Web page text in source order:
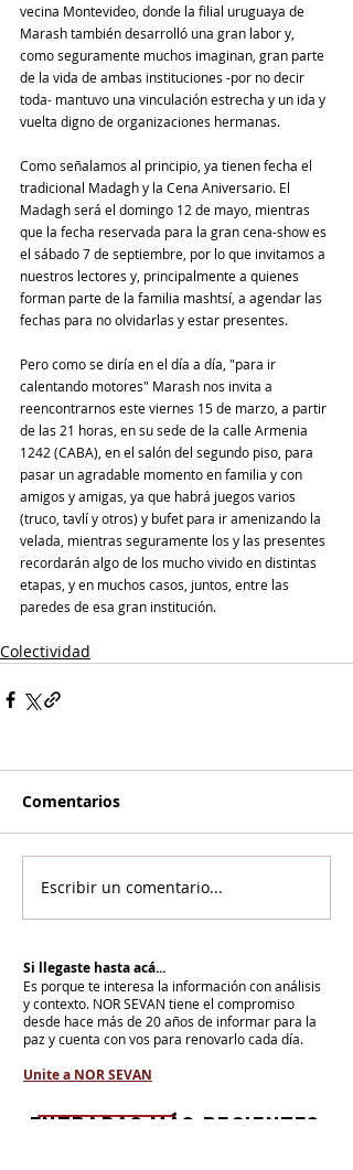
vecina Montevideo, donde la filial uruguaya de
Marash también desarrolló una gran labor y,
como seguramente muchos imaginan, gran parte
de la vida de ambas instituciones -por no decir
toda- mantuvo una vinculación estrecha y un ida y
vuelta digno de organizaciones hermanas.
Como señalamos al principio, ya tienen fecha el
tradicional Madagh y la Cena Aniversario. El
Madagh será el domingo 12 de mayo, mientras
que la fecha reservada para la gran cena-show es
el sábado 7 de septiembre, por lo que invitamos a
nuestros lectores y, principalmente a quienes
forman parte de la familia mashtsí, a agendar las
fechas para no olvidarlas y estar presentes.
Pero como se diría en el día a día, "para ir
calentando motores" Marash nos invita a
reencontrarnos este viernes 15 de marzo, a partir
de las 21 horas, en su sede de la calle Armenia
1242 (CABA), en el salón del segundo piso, para
pasar un agradable momento en familia y con
amigos y amigas, ya que habrá juegos varios
(truco, tavlí y otros) y bufet para ir amenizando la
velada, mientras seguramente los y las presentes
recordarán algo de los mucho vivido en distintas
etapas, y en muchos casos, juntos, entre las
paredes de esa gran institución.
Colectividad
Comentarios
Escribir un comentario...
Si llegaste hasta acá...
Es porque te interesa la información con análisis
y contexto. NOR SEVAN tiene el compromiso
desde hace más de 20 años de informar para la
paz y cuenta con vos para renovarlo cada día.
Unite a NOR SEVAN
eNTRADAS MÁS RECIENTES